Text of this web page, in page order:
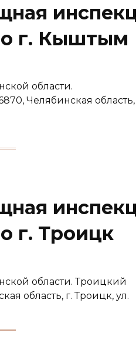
г. Кыштым
области.
Челябинская область,
г. Троицк
области. Троицкий
область, г. Троицк, ул.